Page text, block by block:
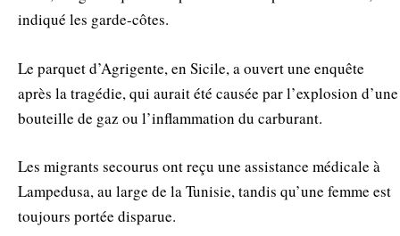
indiqué les garde-côtes.
Le parquet d’Agrigente, en Sicile, a ouvert une enquête
après la tragédie, qui aurait été causée par l’explosion d’une
bouteille de gaz ou l’inflammation du carburant.
Les migrants secourus ont reçu une assistance médicale à
Lampedusa, au large de la Tunisie, tandis qu’une femme est
toujours portée disparue.